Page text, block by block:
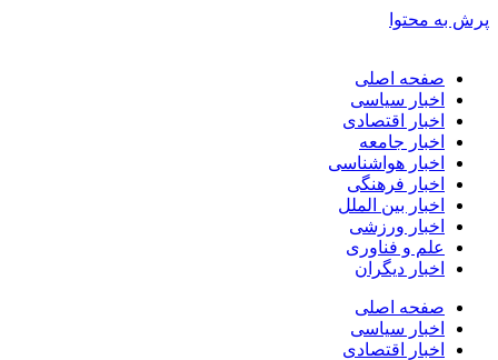
پرش به محتوا
صفحه اصلی
اخبار سیاسی
اخبار اقتصادی
اخبار جامعه
اخبار هواشناسی
اخبار فرهنگی
اخبار بین الملل
اخبار ورزشی
علم و فناوری
اخبار دیگران
صفحه اصلی
اخبار سیاسی
اخبار اقتصادی